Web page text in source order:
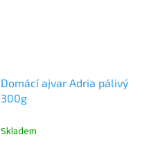
Domácí ajvar Adria pálivý
300g
Skladem